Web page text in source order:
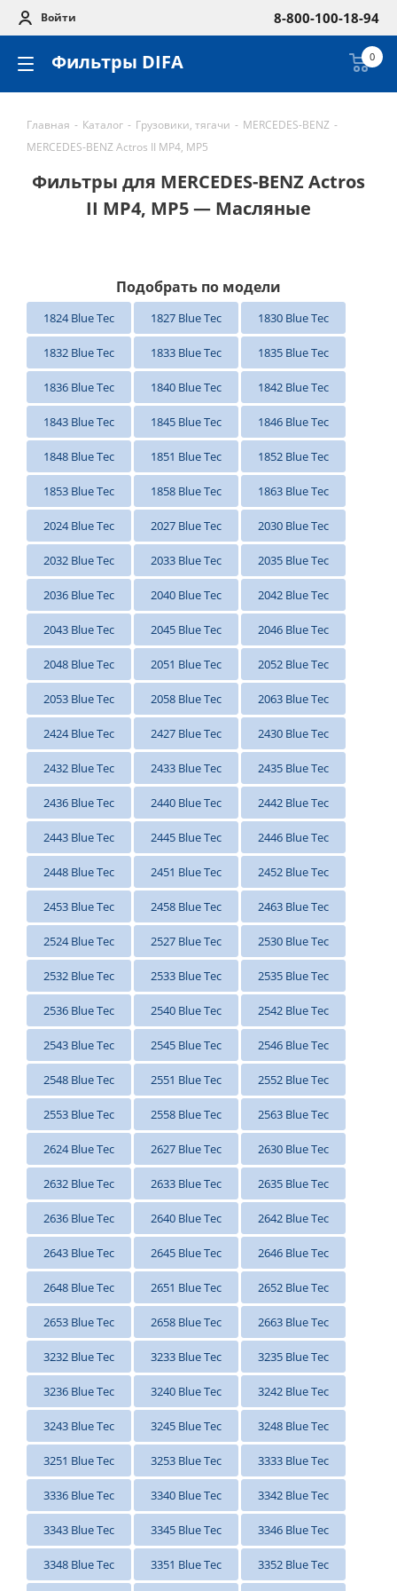
Войти 8-800-100-18-94
Фильтры DIFA 0
Главная - Каталог - Грузовики, тягачи - MERCEDES-BENZ -
MERCEDES-BENZ Actros II MP4, MP5
Фильтры для MERCEDES-BENZ Actros
II MP4, MP5 — Масляные
Подобрать по модели
1824 Blue Tec 1827 Blue Tec 1830 Blue Tec
1832 Blue Tec 1833 Blue Tec 1835 Blue Tec
1836 Blue Tec 1840 Blue Tec 1842 Blue Tec
1843 Blue Tec 1845 Blue Tec 1846 Blue Tec
1848 Blue Tec 1851 Blue Tec 1852 Blue Tec
1853 Blue Tec 1858 Blue Tec 1863 Blue Tec
2024 Blue Tec 2027 Blue Tec 2030 Blue Tec
2032 Blue Tec 2033 Blue Tec 2035 Blue Tec
2036 Blue Tec 2040 Blue Tec 2042 Blue Tec
2043 Blue Tec 2045 Blue Tec 2046 Blue Tec
2048 Blue Tec 2051 Blue Tec 2052 Blue Tec
2053 Blue Tec 2058 Blue Tec 2063 Blue Tec
2424 Blue Tec 2427 Blue Tec 2430 Blue Tec
2432 Blue Tec 2433 Blue Tec 2435 Blue Tec
2436 Blue Tec 2440 Blue Tec 2442 Blue Tec
2443 Blue Tec 2445 Blue Tec 2446 Blue Tec
2448 Blue Tec 2451 Blue Tec 2452 Blue Tec
2453 Blue Tec 2458 Blue Tec 2463 Blue Tec
2524 Blue Tec 2527 Blue Tec 2530 Blue Tec
2532 Blue Tec 2533 Blue Tec 2535 Blue Tec
2536 Blue Tec 2540 Blue Tec 2542 Blue Tec
2543 Blue Tec 2545 Blue Tec 2546 Blue Tec
2548 Blue Tec 2551 Blue Tec 2552 Blue Tec
2553 Blue Tec 2558 Blue Tec 2563 Blue Tec
2624 Blue Tec 2627 Blue Tec 2630 Blue Tec
2632 Blue Tec 2633 Blue Tec 2635 Blue Tec
2636 Blue Tec 2640 Blue Tec 2642 Blue Tec
2643 Blue Tec 2645 Blue Tec 2646 Blue Tec
2648 Blue Tec 2651 Blue Tec 2652 Blue Tec
2653 Blue Tec 2658 Blue Tec 2663 Blue Tec
3232 Blue Tec 3233 Blue Tec 3235 Blue Tec
3236 Blue Tec 3240 Blue Tec 3242 Blue Tec
3243 Blue Tec 3245 Blue Tec 3248 Blue Tec
3251 Blue Tec 3253 Blue Tec 3333 Blue Tec
3336 Blue Tec 3340 Blue Tec 3342 Blue Tec
3343 Blue Tec 3345 Blue Tec 3346 Blue Tec
3348 Blue Tec 3351 Blue Tec 3352 Blue Tec